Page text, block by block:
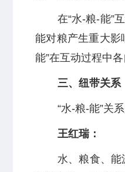
在“水-粮-能”
能对粮产生重大影
能”在互动过程中各
三、纽带关系
“水-粮-能”关
王红瑞：
水、粮食、能